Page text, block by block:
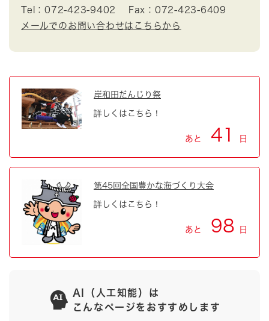
Tel：072-423-9402
Fax：072-423-6409
メールでのお問い合わせはこちらから
岸和田だんじり祭
詳しくはこちら！
あと 41 日
第45回全国豊かな海づくり大会
詳しくはこちら！
あと 98 日
AI（人工知能）は
こんなページをおすすめします